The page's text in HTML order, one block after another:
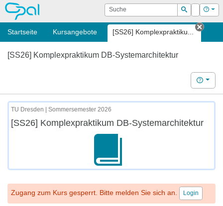
OPAL Suche
Suchen
Login Hilfe
Startseite Kursangebote [SS26] Komplexpraktiku...
Tab
[SS26] Komplexpraktikum DB-Systemarchitektur
Hilfe
TU Dresden | Sommersemester 2026
[SS26] Komplexpraktikum DB-Systemarchitektur
Zugang zum Kurs gesperrt. Bitte melden Sie sich an. Login